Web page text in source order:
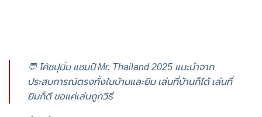
💬 โค้ชปุนิ่ม แชมป์ Mr. Thailand 2025 แนะนำจาก
ประสบการณ์ตรงทั้งในบ้านและยิม เล่นที่บ้านก็ได้ เล่นที่
ยิมก็ดี ขอแค่เล่นถูกวิธี